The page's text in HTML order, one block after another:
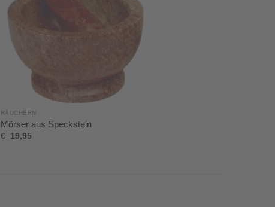
RÄUCHERN
Mörser aus Speckstein
€ 19,95